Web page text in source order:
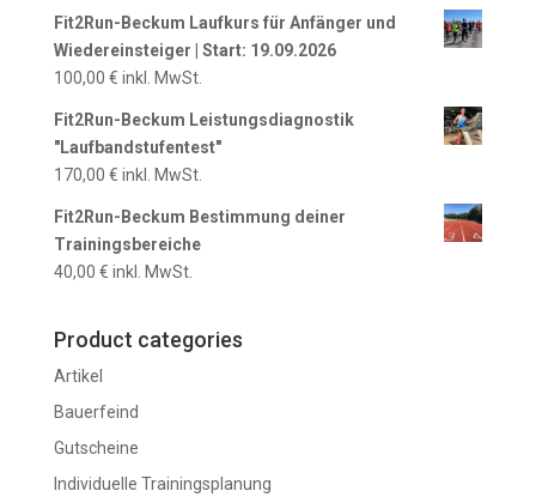
Fit2Run-Beckum Laufkurs für Anfänger und
Wiedereinsteiger | Start: 19.09.2026
100,00 € inkl. MwSt.
Fit2Run-Beckum Leistungsdiagnostik
"Laufbandstufentest"
170,00 € inkl. MwSt.
Fit2Run-Beckum Bestimmung deiner
Trainingsbereiche
40,00 € inkl. MwSt.
Product categories
Artikel
Bauerfeind
Gutscheine
Individuelle Trainingsplanung